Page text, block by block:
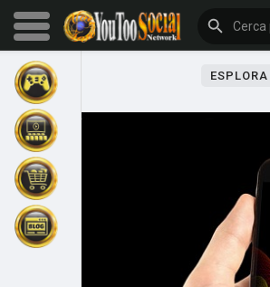
Sfoglia gli eventi